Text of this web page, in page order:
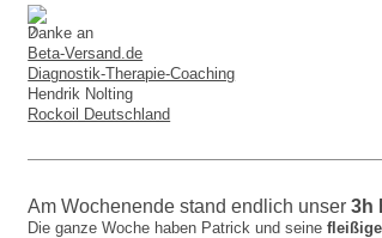
Danke an
Beta-Versand.de
Diagnostik-Therapie-Coaching
Hendrik Nolting
Rockoil Deutschland
Am Wochenende stand endlich unser3h
Die ganze Woche haben Patrick und seine